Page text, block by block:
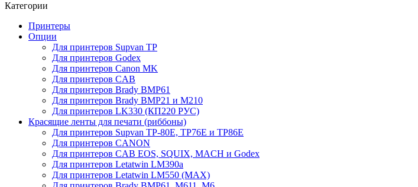
Категории
Принтеры
Опции
Для принтеров Supvan TP
Для принтеров Godex
Для принтеров Canon MK
Для принтеров CAB
Для принтеров Brady BMP61
Для принтеров Brady BMP21 и M210
Для принтеров LK330 (КП220 РУС)
Красящие ленты для печати (риббоны)
Для принтеров Supvan TP-80E, TP76E и TP86E
Для принтеров CANON
Для принтеров CAB EOS, SQUIX, MACH и Godex
Для принтеров Letatwin LM390a
Для принтеров Letatwin LM550 (MAX)